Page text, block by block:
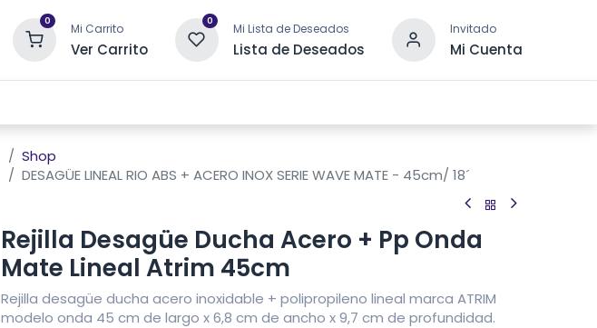
0 Mi Carrito
Ver Carrito
0 Mi Lista de Deseados
Lista de Deseados
Invitado
Mi Cuenta
Shop
DESAGÜE LINEAL RIO ABS + ACERO INOX SERIE WAVE MATE - 45cm/ 18´
Rejilla Desagüe Ducha Acero + Pp Onda
Mate Lineal Atrim 45cm
Rejilla desagüe ducha acero inoxidable + polipropileno lineal marca ATRIM
modelo onda 45 cm de largo x 6,8 cm de ancho x 9,7 cm de profundidad.